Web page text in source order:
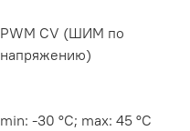
PWM СV (ШИМ по
напряжению)
min: -30 °C; max: 45 °C